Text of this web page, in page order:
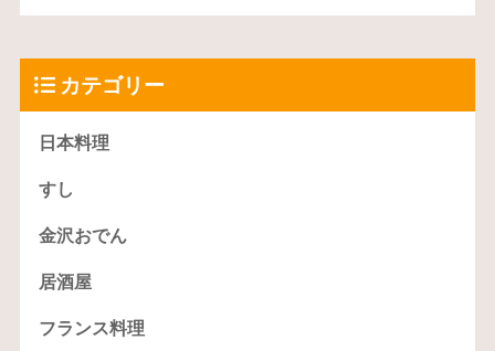
カテゴリー
日本料理
すし
金沢おでん
居酒屋
フランス料理